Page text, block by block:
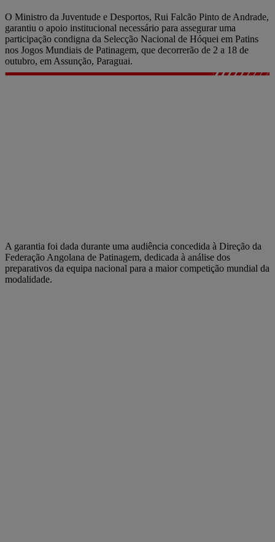
O Ministro da Juventude e Desportos, Rui Falcão Pinto de Andrade,
garantiu o apoio institucional necessário para assegurar uma
participação condigna da Selecção Nacional de Hóquei em Patins
nos Jogos Mundiais de Patinagem, que decorrerão de 2 a 18 de
outubro, em Assunção, Paraguai.
A garantia foi dada durante uma audiência concedida à Direção da
Federação Angolana de Patinagem, dedicada à análise dos
preparativos da equipa nacional para a maior competição mundial da
modalidade.